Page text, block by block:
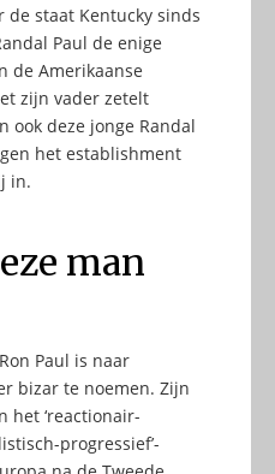
de staat Kentucky sinds
Paul de enige
de Amerikaanse
zijn vader zetelt
ook deze jonge Randal
het establishment
in.
man
Paul is naar
bizar te noemen. Zijn
het ‘reactionair-
progressief’-